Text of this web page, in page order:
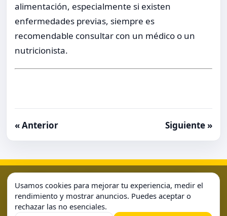
alimentación, especialmente si existen
enfermedades previas, siempre es
recomendable consultar con un médico o un
nutricionista.
« Anterior Siguiente »
Política de CookiesPolítica de PrivacidadSample Page
Sample Page
Usamos cookies para mejorar tu experiencia, medir el
rendimiento y mostrar anuncios. Puedes aceptar o
rechazar las no esenciales.